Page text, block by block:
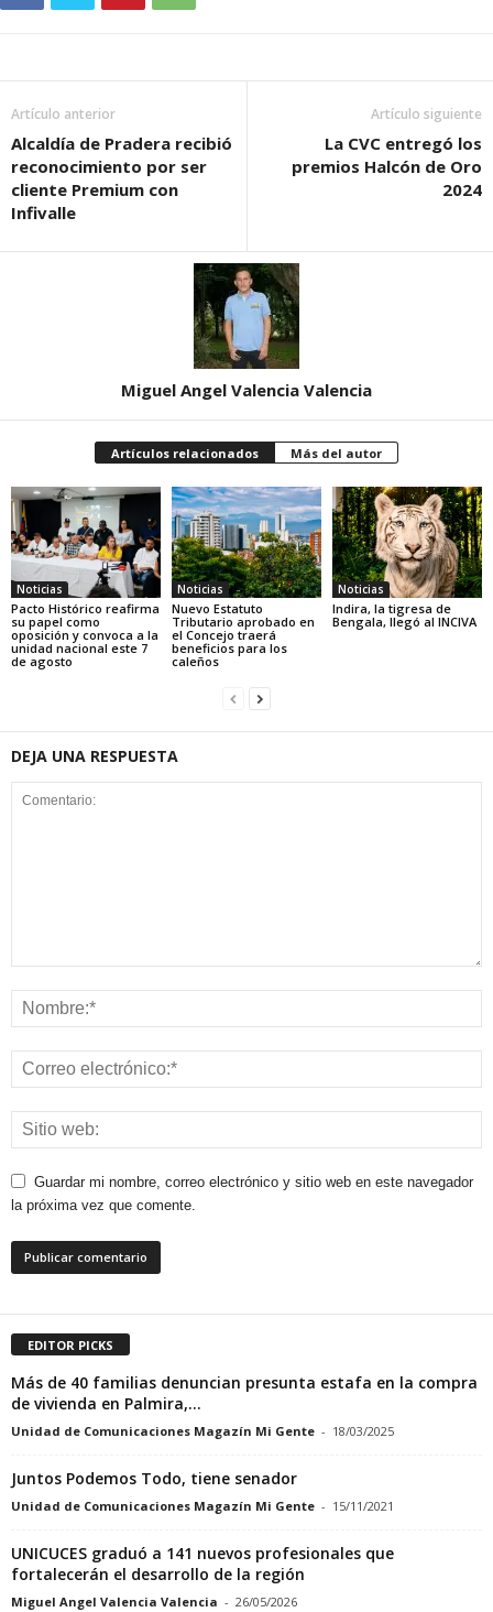
Artículo anterior
Alcaldía de Pradera recibió
reconocimiento por ser
cliente Premium con
Infivalle
Artículo siguiente
La CVC entregó los
premios Halcón de Oro
2024
Miguel Angel Valencia Valencia
Artículos relacionados Más del autor
Noticias
Pacto Histórico reafirma
su papel como
oposición y convoca a la
unidad nacional este 7
de agosto
Noticias
Nuevo Estatuto
Tributario aprobado en
el Concejo traerá
beneficios para los
caleños
Noticias
Indira, la tigresa de
Bengala, llegó al INCIVA
DEJA UNA RESPUESTA
Guardar mi nombre, correo electrónico y sitio web en este navegador
la próxima vez que comente.
EDITOR PICKS
Más de 40 familias denuncian presunta estafa en la compra
de vivienda en Palmira,...
Unidad de Comunicaciones Magazín Mi Gente - 18/03/2025
Juntos Podemos Todo, tiene senador
Unidad de Comunicaciones Magazín Mi Gente - 15/11/2021
UNICUCES graduó a 141 nuevos profesionales que
fortalecerán el desarrollo de la región
Miguel Angel Valencia Valencia - 26/05/2026